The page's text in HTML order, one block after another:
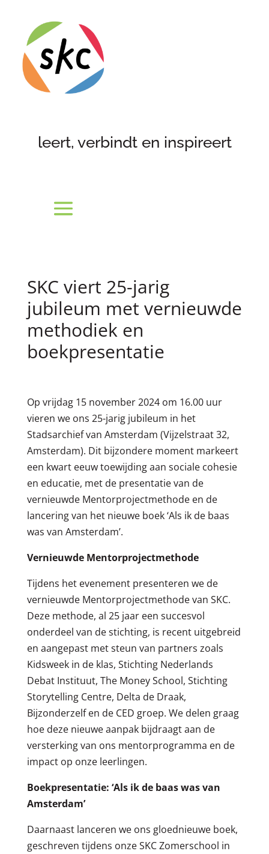
leert, verbindt en inspireert
SKC viert 25-jarig
jubileum met vernieuwde
methodiek en
boekpresentatie
Op vrijdag 15 november 2024 om 16.00 uur
vieren we ons 25-jarig jubileum in het
Stadsarchief van Amsterdam (Vijzelstraat 32,
Amsterdam). Dit bijzondere moment markeert
een kwart eeuw toewijding aan sociale cohesie
en educatie, met de presentatie van de
vernieuwde Mentorprojectmethode en de
lancering van het nieuwe boek ‘Als ik de baas
was van Amsterdam’.
Vernieuwde Mentorprojectmethode
Tijdens het evenement presenteren we de
vernieuwde Mentorprojectmethode van SKC.
Deze methode, al 25 jaar een succesvol
onderdeel van de stichting, is recent uitgebreid
en aangepast met steun van partners zoals
Kidsweek in de klas, Stichting Nederlands
Debat Instituut, The Money School, Stichting
Storytelling Centre, Delta de Draak,
Bijzonderzelf en de CED groep. We delen graag
hoe deze nieuwe aanpak bijdraagt aan de
versterking van ons mentorprogramma en de
impact op onze leerlingen.
Boekpresentatie: ‘Als ik de baas was van
Amsterdam’
Daarnaast lanceren we ons gloednieuwe boek,
geschreven tijdens onze SKC Zomerschool in